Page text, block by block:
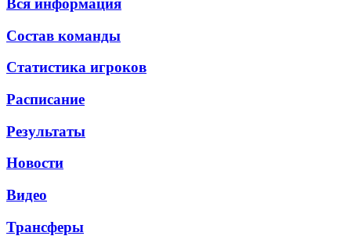
Вся информация
Состав команды
Статистика игроков
Расписание
Результаты
Новости
Видео
Трансферы